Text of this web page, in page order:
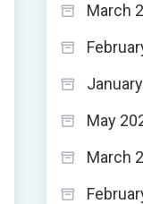
March
May
March